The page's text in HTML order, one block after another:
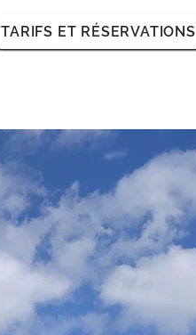
TARIFS ET RÉSERVATIONS